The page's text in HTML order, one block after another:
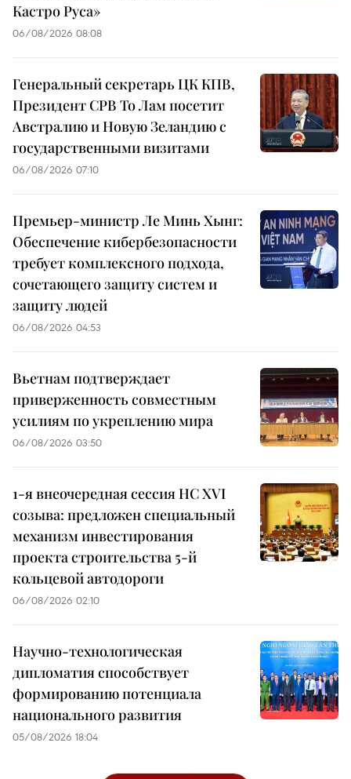
Кастро Руса»
06/08/2026 08:08
Генеральный секретарь ЦК КПВ,
Президент СРВ То Лам посетит
Австралию и Новую Зеландию с
государственными визитами
06/08/2026 07:10
Премьер-министр Ле Минь Хынг:
Обеспечение кибербезопасности
требует комплексного подхода,
сочетающего защиту систем и
защиту людей
06/08/2026 04:53
Вьетнам подтверждает
приверженность совместным
усилиям по укреплению мира
06/08/2026 03:50
1-я внеочередная сессия НС XVI
созыва: предложен специальный
механизм инвестирования
проекта строительства 5-й
кольцевой автодороги
06/08/2026 02:10
Научно-технологическая
дипломатия способствует
формированию потенциала
национального развития
05/08/2026 18:04